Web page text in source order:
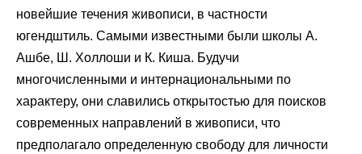
новейшие течения живописи, в частности
югендштиль. Самыми известными были школы А.
Ашбе, Ш. Холлоши и К. Киша. Будучи
многочисленными и интернациональными по
характеру, они славились открытостью для поисков
современных направлений в живописи, что
предполагало определенную свободу для личности